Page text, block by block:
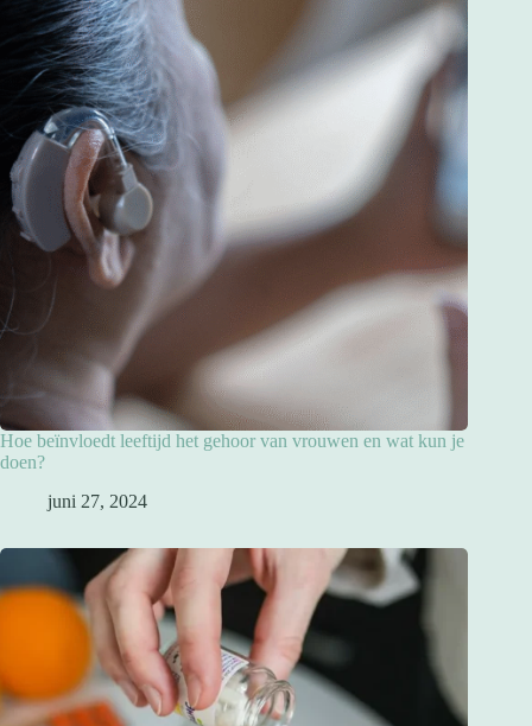
Hoe beïnvloedt leeftijd het gehoor van vrouwen en wat kun je
doen?
juni 27, 2024